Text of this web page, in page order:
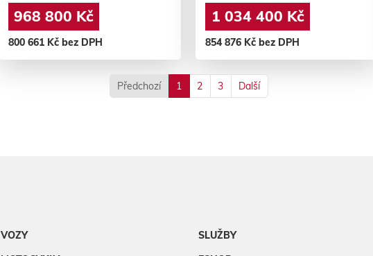
968 800 Kč
800 661 Kč bez DPH
1 034 400 Kč
854 876 Kč bez DPH
Předchozí 1 2 3 Další
VOZY
SLUŽBY